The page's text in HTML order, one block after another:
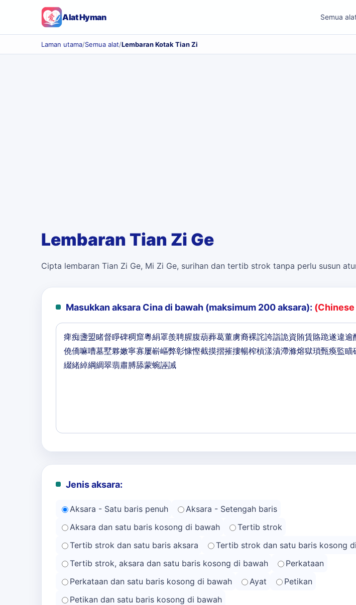
Alat Hyman Semua
Laman utama/Semua alat/Lembaran Kotak Tian Zi
Lembaran Tian Zi Ge
Cipta lembaran Tian Zi Ge, Mi Zi Ge, surihan dan tertib strok tanpa perlu susun
Masukkan aksara Cina di bawah (maksimum 200 aksara):
Jenis aksara:
Aksara - Satu baris penuh
Aksara - Setengah baris
Aksara dan satu baris kosong di bawah
Tertib strok
Tertib strok dan satu baris aksara
Tertib strok dan satu baris kosong
Tertib strok, aksara dan satu baris kosong di bawah
Perkataan
Perkataan dan satu baris kosong di bawah
Ayat
Petikan
Petikan dan satu baris kosong di bawah